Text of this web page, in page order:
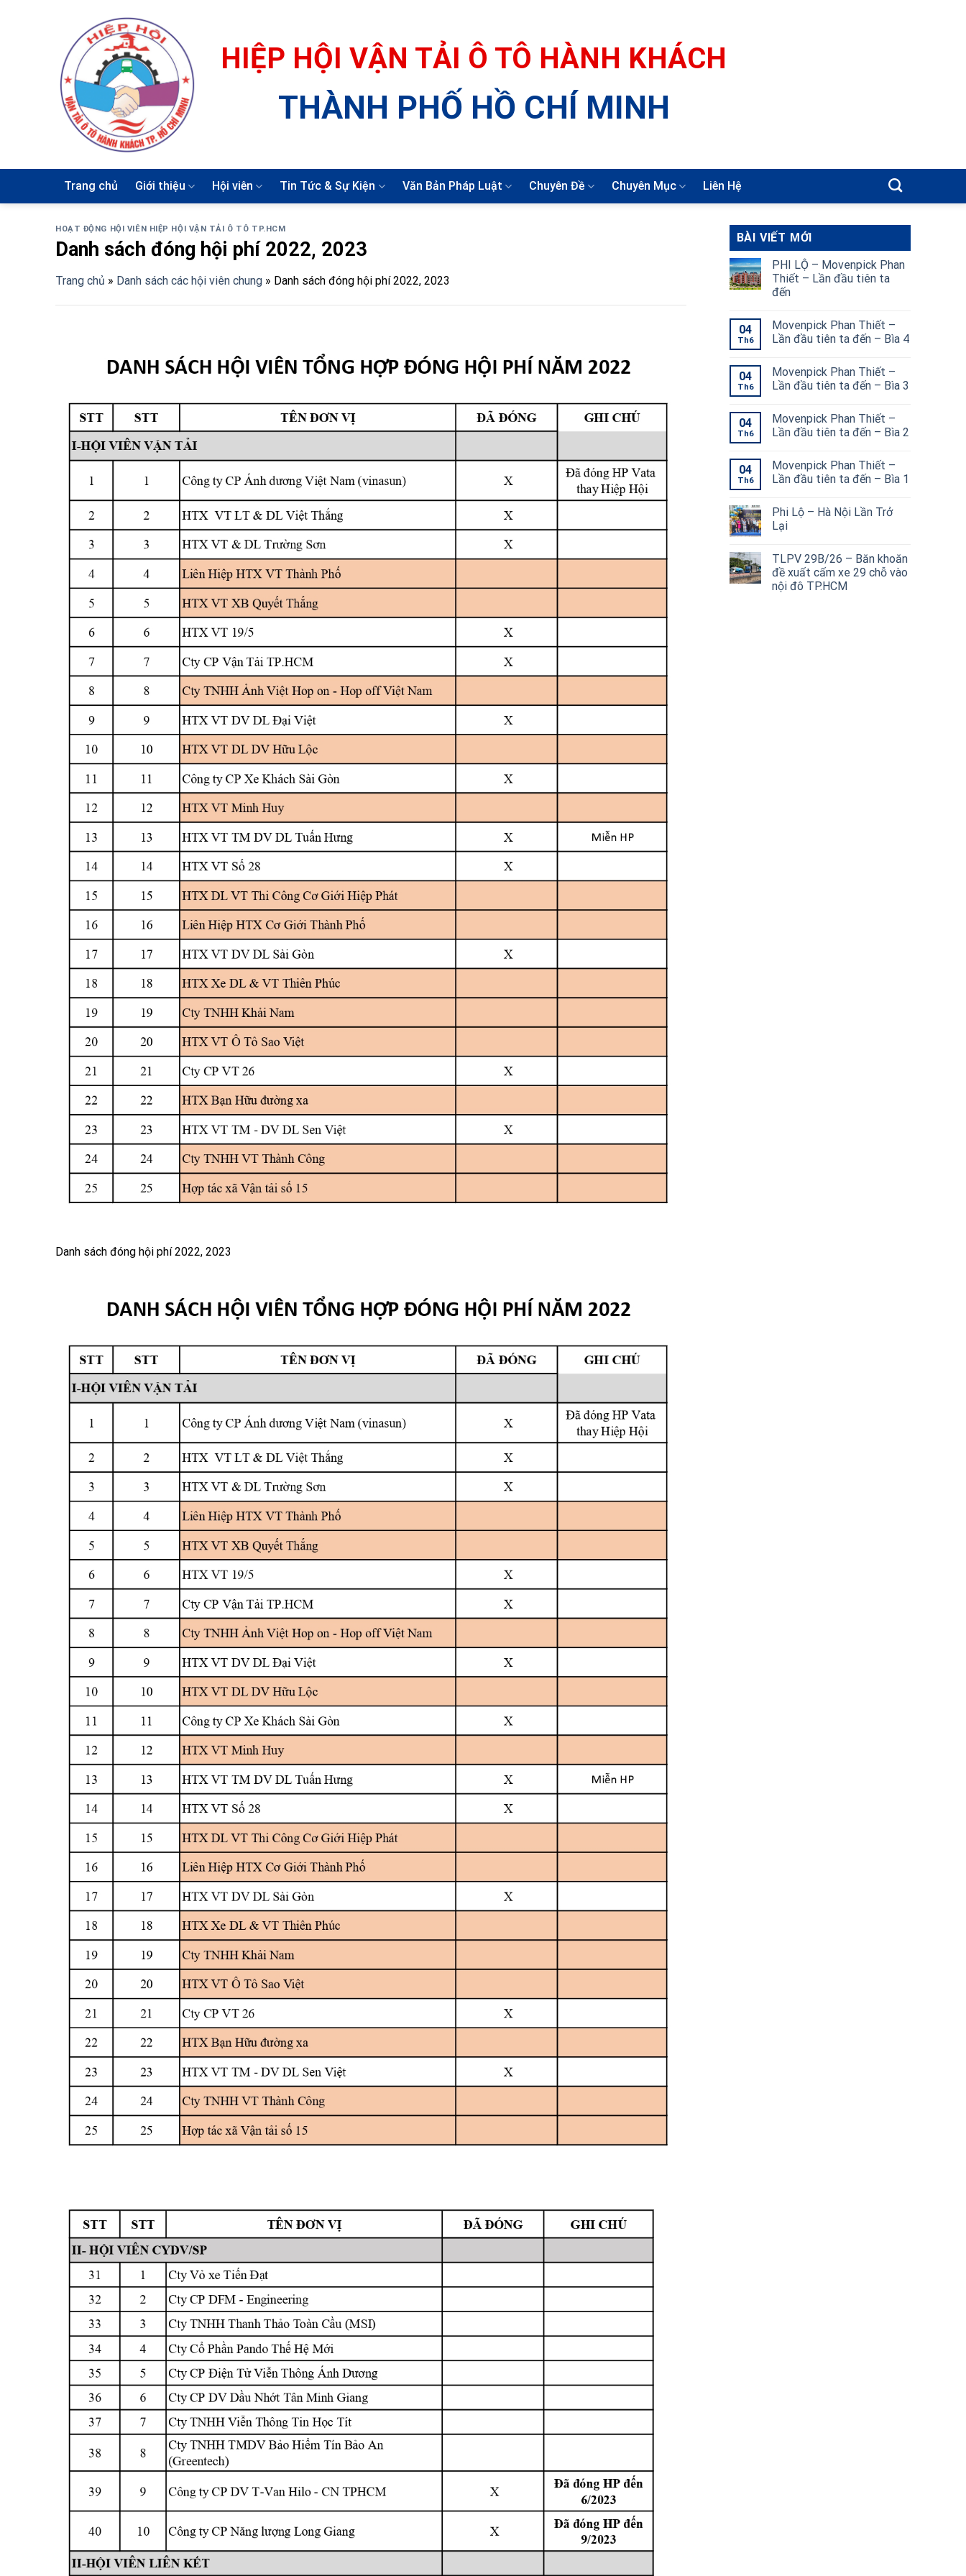
HIỆP HỘI VẬN TẢI Ô TÔ HÀNH KHÁCH
THÀNH PHỐ HỒ CHÍ MINH
Trang chủ Giới thiệu Hội viên Tin Tức & Sự Kiện Văn Bản Pháp Luật Chuyên Đề Chuyên Mục Liên Hệ
HOẠT ĐỘNG HỘI VIÊN HIỆP HỘI VẬN TẢI Ô TÔ TP.HCM
Danh sách đóng hội phí 2022, 2023
Trang chủ » Danh sách các hội viên chung » Danh sách đóng hội phí 2022, 2023
Danh sách đóng hội phí 2022, 2023
BÀI VIẾT MỚI
PHI LỘ – Movenpick Phan
Thiết – Lần đầu tiên ta
đến
04
Th6
Movenpick Phan Thiết –
Lần đầu tiên ta đến – Bìa 4
04
Th6
Movenpick Phan Thiết –
Lần đầu tiên ta đến – Bìa 3
04
Th6
Movenpick Phan Thiết –
Lần đầu tiên ta đến – Bìa 2
04
Th6
Movenpick Phan Thiết –
Lần đầu tiên ta đến – Bìa 1
Phi Lộ – Hà Nội Lần Trở
Lại
TLPV 29B/26 – Băn khoăn
đề xuất cấm xe 29 chỗ vào
nội đô TP.HCM